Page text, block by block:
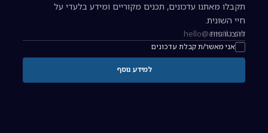
תקבלו מאתנו עדכונים, תכנים מקוריים ומידע בלעדי על
חיי השונית.
כתובת אימייל להרשמה לניוזלטר
אני מאשר/ת קבלת עדכונים
להצטרפות
למידע נוסף